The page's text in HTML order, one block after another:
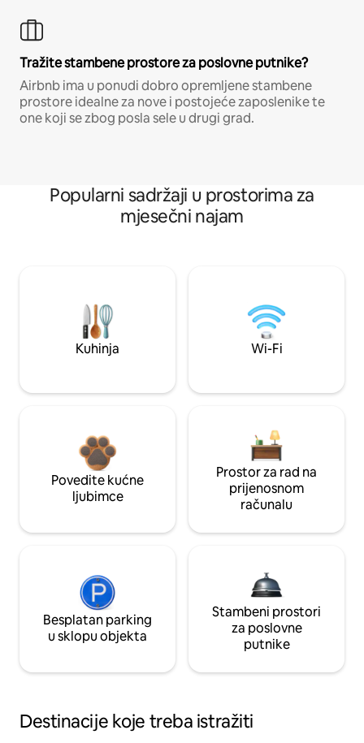
Tražite stambene prostore za poslovne putnike?
Airbnb ima u ponudi dobro opremljene stambene
prostore idealne za nove i postojeće zaposlenike te
one koji se zbog posla sele u drugi grad.
Popularni sadržaji u prostorima za
mjesečni najam
Kuhinja Wi-Fi
Povedite kućne
ljubimce
Prostor za rad na
prijenosnom
računalu
Besplatan parking
u sklopu objekta
Stambeni prostori
za poslovne
putnike
Destinacije koje treba istražiti